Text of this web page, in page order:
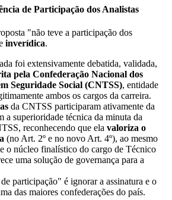
de Participação dos Analistas
"não teve a participação dos
inverídica.
foi extensivamente debatida, validada,
pela Confederação Nacional dos
Seguridade Social (CNTSS), entidade
ambos os cargos da carreira.
da CNTSS participaram ativamente da
a superioridade técnica da minuta da
reconhecendo que ela valoriza o
(no Art. 2º e no novo Art. 4º), ao mesmo
o núcleo finalístico do cargo de Técnico
uma solução de governança para a
participação" é ignorar a assinatura e o
das maiores confederações do país.